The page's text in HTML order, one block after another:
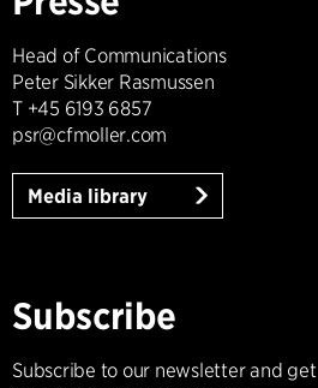
Head of Communications
Peter Sikker Rasmussen
T +45 6193 6857
psr@cfmoller.com
Media library
Subscribe
Subscribe to our newsletter and get